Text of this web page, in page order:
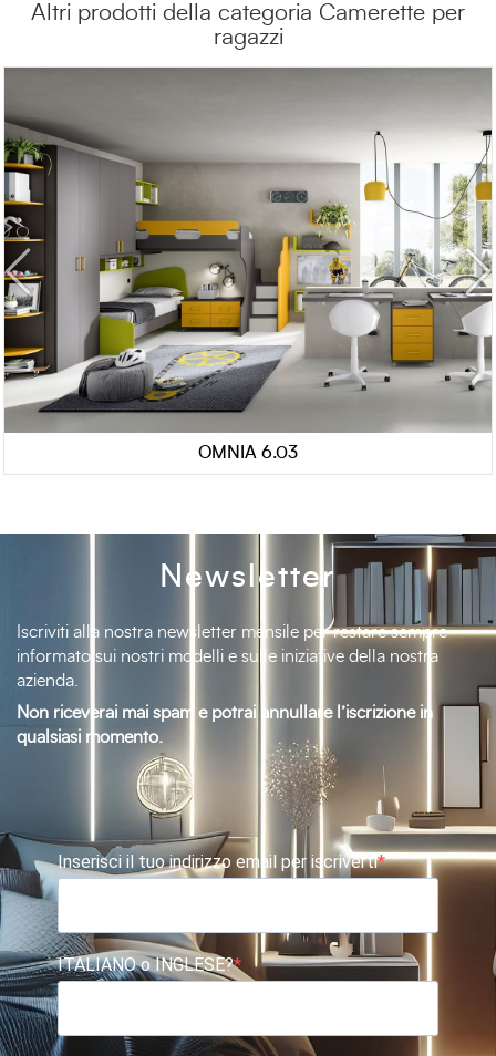
Altri prodotti della categoria Camerette per
ragazzi
OMNIA 6.03
Newsletter
Iscriviti alla nostra newsletter mensile per restare sempre
informato sui nostri modelli e sulle iniziative della nostra
azienda.
Non riceverai mai spam e potrai annullare l’iscrizione in
qualsiasi momento.
Inserisci il tuo indirizzo email per iscriverti
ITALIANO o INGLESE?